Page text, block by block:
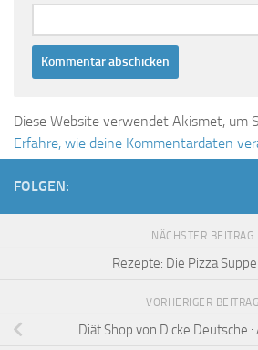
Diese Website verwendet Akismet, um
Erfahre, wie deine Kommentardaten
FOLGEN:
NÄCHSTER BEITRAG
Rezepte: Die Pizza
VORHERIGER BEITRAG
Diät Shop von Dicke Deutsche